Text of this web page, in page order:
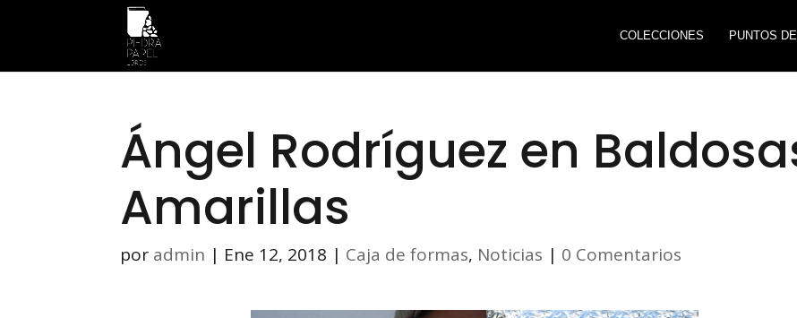
COLECCIONES PUNTOS
Ángel Rodríguez en
Amarillas
por admin | Ene 12, 2018 | Caja de formas, Noticias | 0 Comentarios